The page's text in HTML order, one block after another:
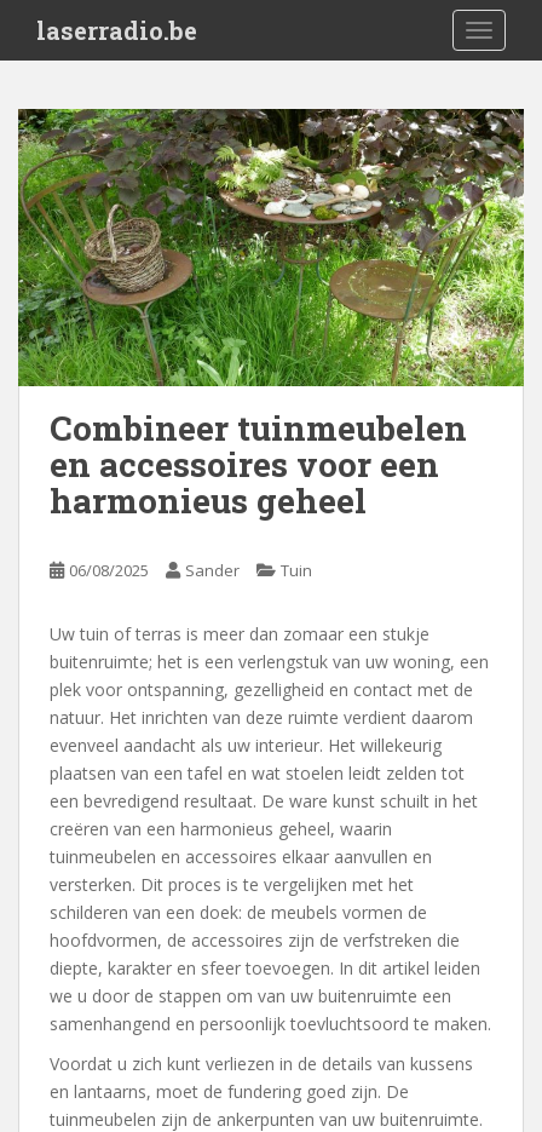
i
laserradio.be
Combineer tuinmeubelen
en accessoires voor een
harmonieus geheel
06/08/2025 Sander Tuin
Uw tuin of terras is meer dan zomaar een stukje
buitenruimte; het is een verlengstuk van uw woning, een
plek voor ontspanning, gezelligheid en contact met de
natuur. Het inrichten van deze ruimte verdient daarom
evenveel aandacht als uw interieur. Het willekeurig
plaatsen van een tafel en wat stoelen leidt zelden tot
een bevredigend resultaat. De ware kunst schuilt in het
creëren van een harmonieus geheel, waarin
tuinmeubelen en accessoires elkaar aanvullen en
versterken. Dit proces is te vergelijken met het
schilderen van een doek: de meubels vormen de
hoofdvormen, de accessoires zijn de verfstreken die
diepte, karakter en sfeer toevoegen. In dit artikel leiden
we u door de stappen om van uw buitenruimte een
samenhangend en persoonlijk toevluchtsoord te maken.
Voordat u zich kunt verliezen in de details van kussens
en lantaarns, moet de fundering goed zijn. De
tuinmeubelen zijn de ankerpunten van uw buitenruimte.